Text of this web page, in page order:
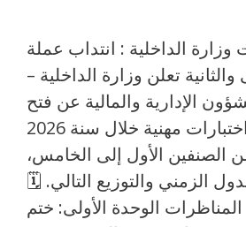
وزارة الداخلية : انتداب عملة
والثانية تعلن وزارة الداخلية –
الإدارية والمالية عن فتح
مناظرات واختبارات مهنية خلال سنة 2026
الصنفين الأول إلى الخامس،
الزمني والتوزيع التالي. 🗓️
المناظرات الوحدة الأولى: ختم